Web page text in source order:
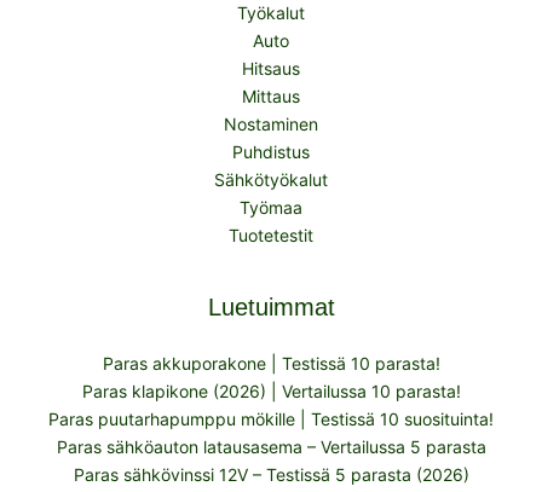
Työkalut
Auto
Hitsaus
Mittaus
Nostaminen
Puhdistus
Sähkötyökalut
Työmaa
Tuotetestit
Luetuimmat
Paras akkuporakone | Testissä 10 parasta!
Paras klapikone (2026) | Vertailussa 10 parasta!
Paras puutarhapumppu mökille | Testissä 10 suosituinta!
Paras sähköauton latausasema – Vertailussa 5 parasta
Paras sähkövinssi 12V – Testissä 5 parasta (2026)